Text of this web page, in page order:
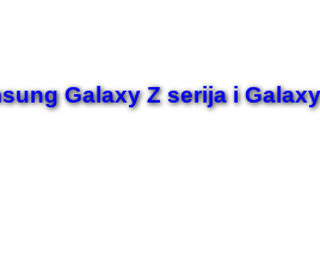
Galaxy Z serija i